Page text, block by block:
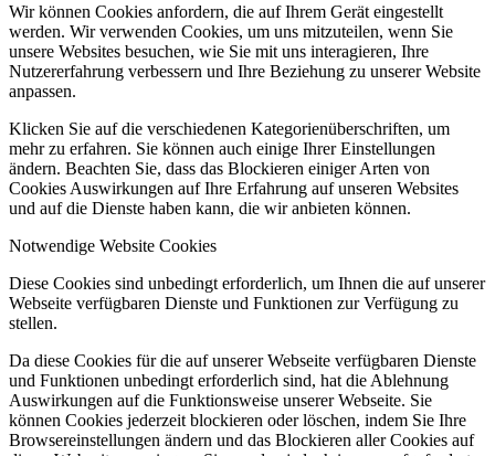
Wir können Cookies anfordern, die auf Ihrem Gerät eingestellt
werden. Wir verwenden Cookies, um uns mitzuteilen, wenn Sie
unsere Websites besuchen, wie Sie mit uns interagieren, Ihre
Nutzererfahrung verbessern und Ihre Beziehung zu unserer Website
anpassen.
Klicken Sie auf die verschiedenen Kategorienüberschriften, um
mehr zu erfahren. Sie können auch einige Ihrer Einstellungen
ändern. Beachten Sie, dass das Blockieren einiger Arten von
Cookies Auswirkungen auf Ihre Erfahrung auf unseren Websites
und auf die Dienste haben kann, die wir anbieten können.
Notwendige Website Cookies
Diese Cookies sind unbedingt erforderlich, um Ihnen die auf unserer
Webseite verfügbaren Dienste und Funktionen zur Verfügung zu
stellen.
Da diese Cookies für die auf unserer Webseite verfügbaren Dienste
und Funktionen unbedingt erforderlich sind, hat die Ablehnung
Auswirkungen auf die Funktionsweise unserer Webseite. Sie
können Cookies jederzeit blockieren oder löschen, indem Sie Ihre
Browsereinstellungen ändern und das Blockieren aller Cookies auf